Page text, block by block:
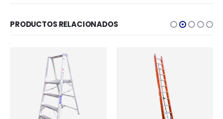
PRODUCTOS RELACIONADOS